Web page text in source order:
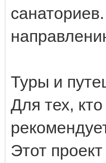
Туры и
Для тех,
Этот